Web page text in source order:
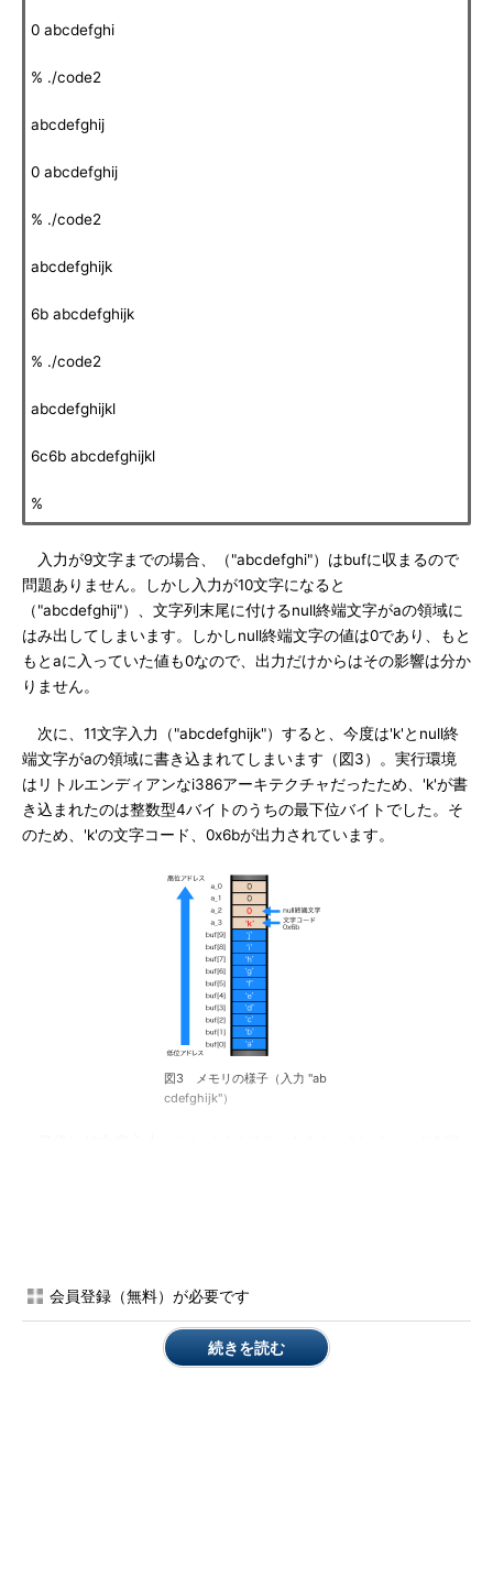
0 abcdefghi
% ./code2
abcdefghij
0 abcdefghij
% ./code2
abcdefghijk
6b abcdefghijk
% ./code2
abcdefghijkl
6c6b abcdefghijkl
%
入力が9文字までの場合、（"abcdefghi"）はbufに収まるので
問題ありません。しかし入力が10文字になると
（"abcdefghij"）、文字列末尾に付けるnull終端文字がaの領域に
はみ出してしまいます。しかしnull終端文字の値は0であり、もと
もとaに入っていた値も0なので、出力だけからはその影響は分か
りません。
次に、11文字入力（"abcdefghijk"）すると、今度は'k'とnull終
端文字がaの領域に書き込まれてしまいます（図3）。実行環境
はリトルエンディアンなi386アーキテクチャだったため、'k'が書
き込まれたのは整数型4バイトのうちの最下位バイトでした。そ
のため、'k'の文字コード、0x6bが出力されています。
図3 メモリの様子（入力 "ab
cdefghijk"）
会員登録（無料）が必要です
続きを読む